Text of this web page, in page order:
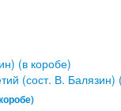
(сост. В. Балязин)